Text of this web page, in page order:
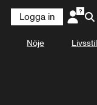
Logga in
Nöje Livsstil